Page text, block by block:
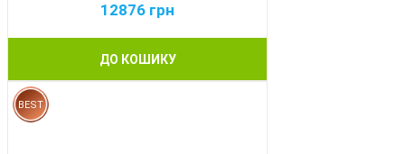
12876 грн
ДО КОШИКУ
BEST